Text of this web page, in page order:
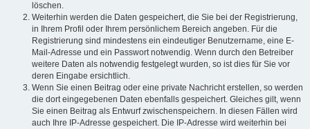
löschen.
Weiterhin werden die Daten gespeichert, die Sie bei der Registrierung,
in Ihrem Profil oder Ihrem persönlichem Bereich angeben. Für die
Registrierung sind mindestens ein eindeutiger Benutzername, eine E-
Mail-Adresse und ein Passwort notwendig. Wenn durch den Betreiber
weitere Daten als notwendig festgelegt wurden, so ist dies für Sie vor
deren Eingabe ersichtlich.
Wenn Sie einen Beitrag oder eine private Nachricht erstellen, so werden
die dort eingegebenen Daten ebenfalls gespeichert. Gleiches gilt, wenn
Sie einen Beitrag als Entwurf zwischenspeichern. In diesen Fällen wird
auch Ihre IP-Adresse gespeichert. Die IP-Adresse wird weiterhin bei